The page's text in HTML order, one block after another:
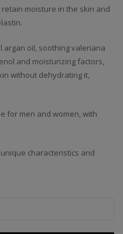
moisture in the skin and
argan oil, soothing valeriana
and moisturizing factors,
without dehydrating it,
for men and women, with
characteristics and